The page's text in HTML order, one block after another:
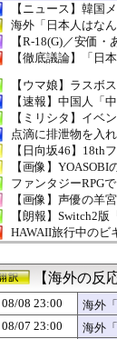
【ニュース】韓国
海外「日本人はな
【R-18(G)／安価
【徹底議論】「日
【ウマ娘】ラスボ
【速報】中国人「
【ミリシタ】イベ
点滴に排泄物を入
【日向坂46】18th
【画像】
ファンタジーRPG
【画像】声優の羊
【朗報】Switch2
HAWAII旅行中のビ
おぉぉぉおお！！
シカホワ村上宗隆（
【本能寺の変】明
【悲報】ショート
ドラマ関係者「漫
【海外の
08/08 23:00
海外
08/07 23:00
海外